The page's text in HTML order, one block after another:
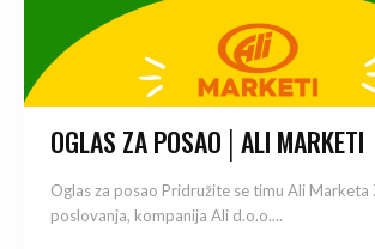
OGLAS ZA POSAO│ALI MARKETI
Oglas za posao Pridružite se timu Ali Marketa
poslovanja, kompanija Ali d.o.o....